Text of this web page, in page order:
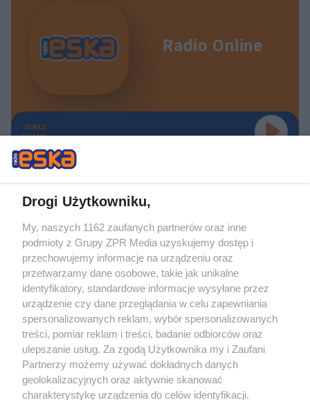
Radio Online
TERAZ
GRAMY
Żaden utwór zamieszczony w serwisie nie może być powielany i
rozpowszechniany lub dalej rozpowszechniany w jakikolwiek sposób (w
tym także elektroniczny lub mechaniczny) na jakimkolwiek polu
eksploatacji w jakiejkolwiek formie, włącznie z umieszczaniem w Internecie
bez pisemnej zgody właściciela praw. Jakiekolwiek użycie lub
wykorzystanie utworów w całości lub w części z naruszeniem prawa, tzn.
bez właściwej zgody, jest zabronione pod groźbą kary i może być ścigane
prawnie.
Drogi Użytkowniku,
My, naszych 1162 zaufanych partnerów oraz inne
podmioty z Grupy ZPR Media uzyskujemy dostęp i
przechowujemy informacje na urządzeniu oraz
przetwarzamy dane osobowe, takie jak unikalne
identyfikatory, standardowe informacje wysyłane przez
urządzenie czy dane przeglądania w celu zapewniania
spersonalizowanych reklam, wybór spersonalizowanych
treści, pomiar reklam i treści, badanie odbiorców oraz
ulepszanie usług. Za zgodą Użytkownika my i Zaufani
Partnerzy możemy używać dokładnych danych
geolokalizacyjnych oraz aktywnie skanować
charakterystykę urządzenia do celów identyfikacji.